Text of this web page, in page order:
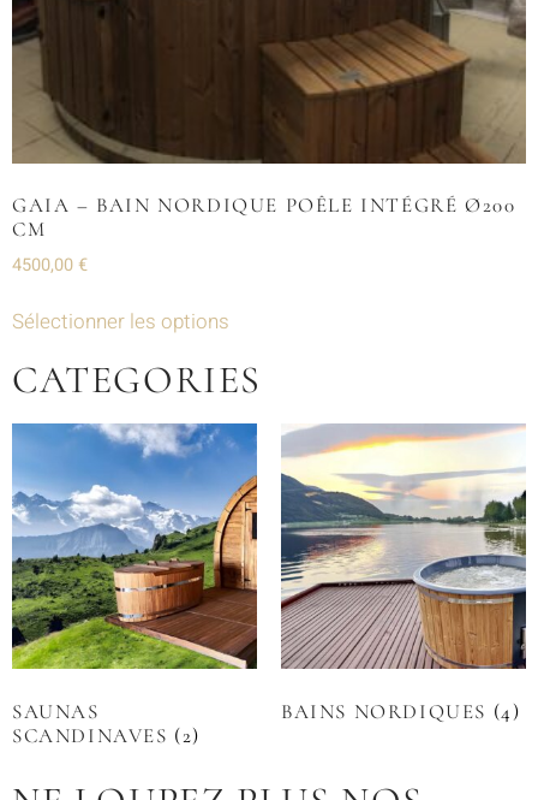
CATEGORIES
SAUNAS
SCANDINAVES (2)
BAINS NORDIQUES (4)
GAIA – BAIN NORDIQUE POÊLE INTÉGRÉ Ø200
CM
4500,00€
Sélectionner les options